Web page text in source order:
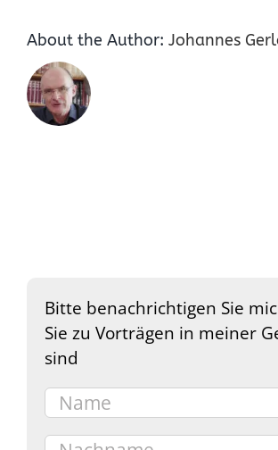
About the Author: Johannes
Bitte benachrichtigen Sie
Sie zu Vorträgen in meiner
sind